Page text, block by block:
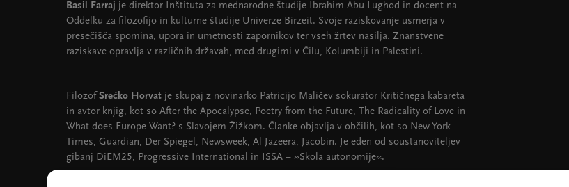
Basil Farraj je direktor Inštituta za mednarodne študije Ibrahim Abu Lughod in docent na
Oddelku za filozofijo in kulturne študije Univerze Birzeit. Svoje raziskovanje usmerja v
presečišča spomina, upora in umetnosti zapornikov ter vseh žrtev nasilja. Znanstvene
raziskave opravlja v različnih državah, med drugimi v Čilu, Kolumbiji in Palestini.
FilozofSrećko Horvat je skupaj z novinarko Patricijo Maličev sokurator Kritičnega kabareta
in avtor knjig, kot so After the Apocalypse, Poetry from the Future, The Radicality of Love in
What does Europe Want? s Slavojem Žižkom. Članke objavlja v občilih, kot so New York
Times, Guardian, Der Spiegel, Newsweek, Al Jazeera, Jacobin. Je eden od soustanoviteljev
gibanj DiEM25, Progressive International in ISSA – »Škola autonomije«.